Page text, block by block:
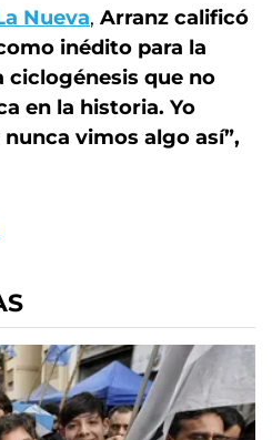
Nueva, Arranz calificó
inédito para la
ciclogénesis que no
en la historia. Yo
vimos algo así”,